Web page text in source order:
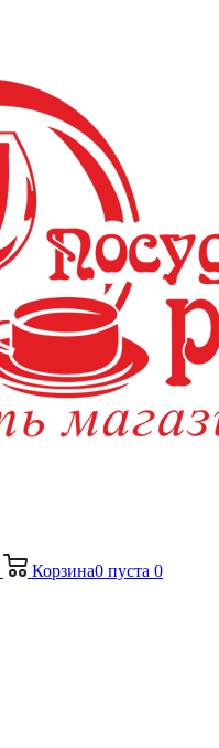
Корзина0 пуста 0